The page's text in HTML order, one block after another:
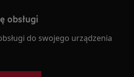
obsługi
do swojego urządzenia